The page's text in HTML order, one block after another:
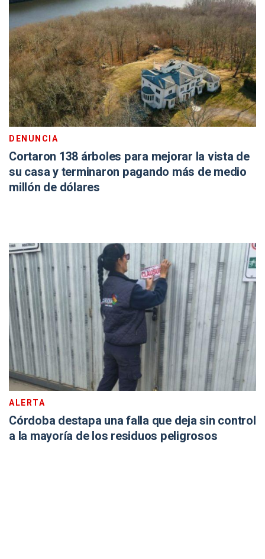
DENUNCIA
Cortaron 138 árboles para mejorar la vista de
su casa y terminaron pagando más de medio
millón de dólares
ALERTA
Córdoba destapa una falla que deja sin control
a la mayoría de los residuos peligrosos